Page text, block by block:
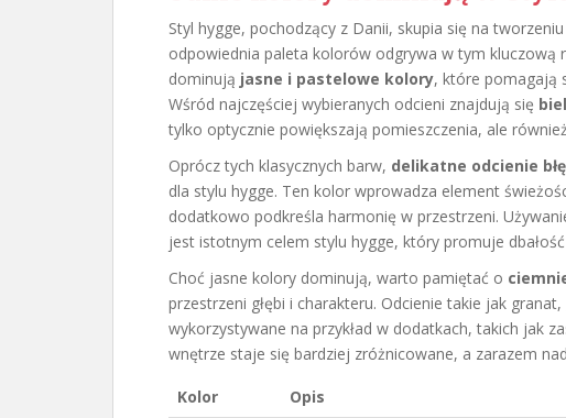
Styl hygge, pochodzący z Danii, skupia się na
odpowiednia paleta kolorów odgrywa w tym kluczową
dominują jasne i pastelowe kolory, które pomagają
Wśród najczęściej wybieranych odcieni znajdują się biel
tylko optycznie powiększają pomieszczenia, ale
Oprócz tych klasycznych barw, delikatne odcienie
dla stylu hygge. Ten kolor wprowadza element
dodatkowo podkreśla harmonię w przestrzeni.
jest istotnym celem stylu hygge, który promuje
Choć jasne kolory dominują, warto pamiętać o
przestrzeni głębi i charakteru. Odcienie takie jak
wykorzystywane na przykład w dodatkach, takich jak
wnętrze staje się bardziej zróżnicowane, a zarazem
Kolor Opis